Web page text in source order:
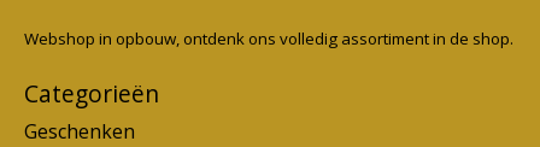
Webshop in opbouw, ontdenk ons volledig assortiment in de shop.
Categorieën
Geschenken